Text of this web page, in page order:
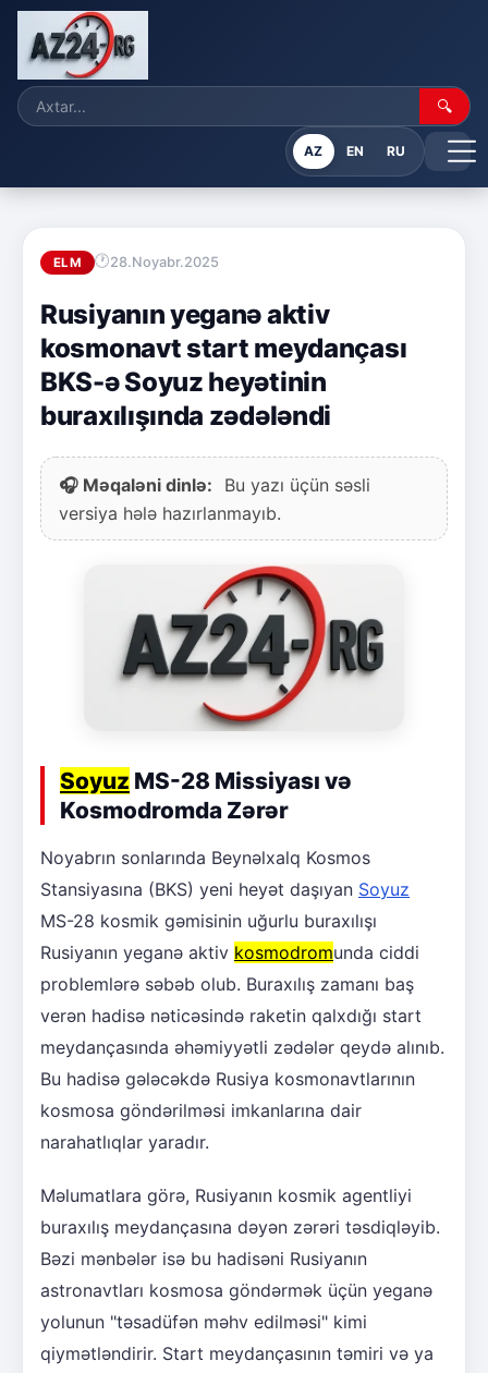
🔍
AZ EN RU
ELM 28.Noyabr.2025
Rusiyanın yeganə aktiv
kosmonavt start meydançası
BKS-ə Soyuz heyətinin
buraxılışında zədələndi
🎧 Məqaləni dinlə:
Bu yazı üçün səsli
versiya hələ hazırlanmayıb.
Soyuz MS-28 Missiyası və
Kosmodromda Zərər
Noyabrın sonlarında Beynəlxalq Kosmos
Stansiyasına (BKS) yeni heyət daşıyan Soyuz
MS-28 kosmik gəmisinin uğurlu buraxılışı
Rusiyanın yeganə aktiv kosmodromunda ciddi
problemlərə səbəb olub. Buraxılış zamanı baş
verən hadisə nəticəsində raketin qalxdığı start
meydançasında əhəmiyyətli zədələr qeydə alınıb.
Bu hadisə gələcəkdə Rusiya kosmonavtlarının
kosmosa göndərilməsi imkanlarına dair
narahatlıqlar yaradır.
Məlumatlara görə, Rusiyanın kosmik agentliyi
buraxılış meydançasına dəyən zərəri təsdiqləyib.
Bəzi mənbələr isə bu hadisəni Rusiyanın
astronavtları kosmosa göndərmək üçün yeganə
yolunun "təsadüfən məhv edilməsi" kimi
qiymətləndirir. Start meydançasının təmiri və ya